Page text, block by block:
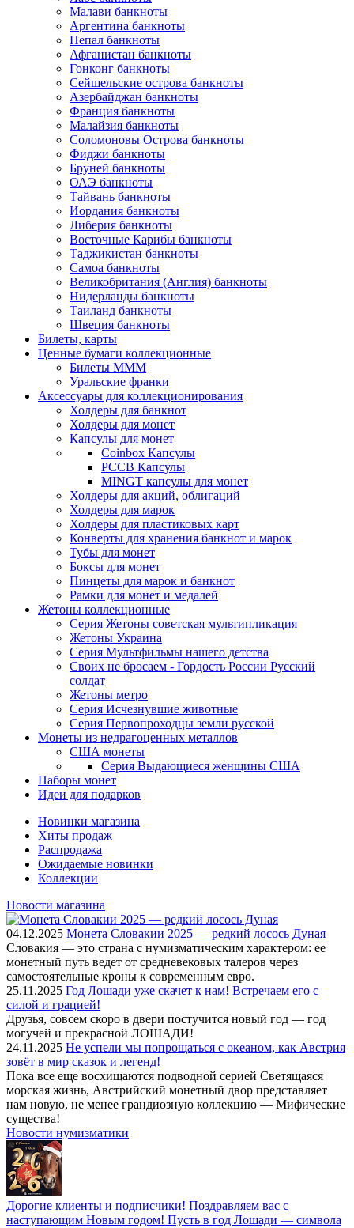
Малави банкноты
Аргентина банкноты
Непал банкноты
Афганистан банкноты
Гонконг банкноты
Сейшельские острова банкноты
Азербайджан банкноты
Франция банкноты
Малайзия банкноты
Соломоновы Острова банкноты
Фиджи банкноты
Бруней банкноты
ОАЭ банкноты
Тайвань банкноты
Иордания банкноты
Либерия банкноты
Восточные Карибы банкноты
Таджикистан банкноты
Самоа банкноты
Великобритания (Англия) банкноты
Нидерланды банкноты
Таиланд банкноты
Швеция банкноты
Билеты, карты
Ценные бумаги коллекционные
Билеты МММ
Уральские франки
Аксессуары для коллекционирования
Холдеры для банкнот
Холдеры для монет
Капсулы для монет
Coinbox Капсулы
РССВ Капсулы
MINGT капсулы для монет
Холдеры для акций, облигаций
Холдеры для марок
Холдеры для пластиковых карт
Конверты для хранения банкнот и марок
Тубы для монет
Боксы для монет
Пинцеты для марок и банкнот
Рамки для монет и медалей
Жетоны коллекционные
Серия Жетоны советская мультипликация
Жетоны Украина
Серия Мультфильмы нашего детства
Своих не бросаем - Гордость России Русский
солдат
Жетоны метро
Серия Исчезнувшие животные
Серия Первопроходцы земли русской
Монеты из недрагоценных металлов
США монеты
Серия Выдающиеся женщины США
Наборы монет
Идеи для подарков
Новинки магазина
Хиты продаж
Распродажа
Ожидаемые новинки
Коллекции
Новости магазина
04.12.2025 Монета Словакии 2025 — редкий лосось Дуная
Словакия — это страна с нумизматическим характером: ее
монетный путь ведет от средневековых талеров через
самостоятельные кроны к современным евро.
25.11.2025 Год Лошади уже скачет к нам! Встречаем его с
силой и грацией!
Друзья, совсем скоро в двери постучится новый год — год
могучей и прекрасной ЛОШАДИ!
24.11.2025 Не успели мы попрощаться с океаном, как Австрия
зовёт в мир сказок и легенд!
Пока все еще восхищаются подводной серией Светящаяся
морская жизнь, Австрийский монетный двор представляет
нам новую, не менее грандиозную коллекцию — Мифические
существа!
Новости нумизматики
Дорогие клиенты и подписчики! Поздравляем вас с
наступающим Новым годом! Пусть в год Лошади — символа